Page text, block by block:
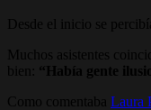
Desde el inicio se
Muchos asistentes
bien:
“Había gente
Como comentaba Laura